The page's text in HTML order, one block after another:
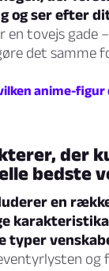
og ser efter
en tovejs gade
det samme
anime-figur
der
bedste
en
typer
og